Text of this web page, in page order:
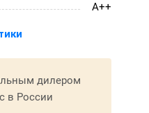
A++
дилером
в России